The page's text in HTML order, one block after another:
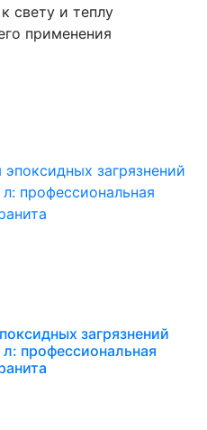
свету и теплу
применения
загрязнений
л: профессиональная